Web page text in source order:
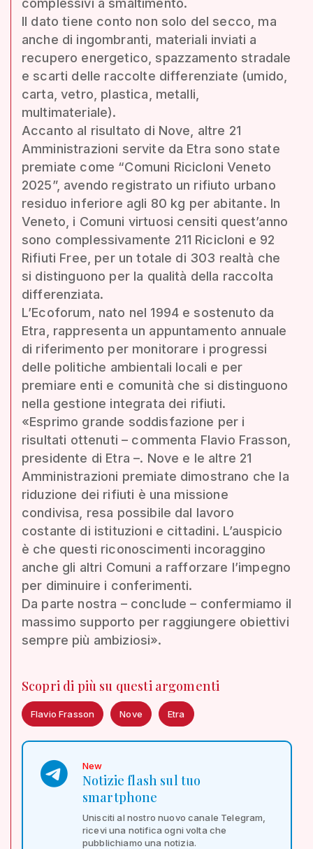
complessivi a smaltimento.
Il dato tiene conto non solo del secco, ma
anche di ingombranti, materiali inviati a
recupero energetico, spazzamento stradale
e scarti delle raccolte differenziate (umido,
carta, vetro, plastica, metalli,
multimateriale).
Accanto al risultato di Nove, altre 21
Amministrazioni servite da Etra sono state
premiate come “Comuni Ricicloni Veneto
2025”, avendo registrato un rifiuto urbano
residuo inferiore agli 80 kg per abitante. In
Veneto, i Comuni virtuosi censiti quest’anno
sono complessivamente 211 Ricicloni e 92
Rifiuti Free, per un totale di 303 realtà che
si distinguono per la qualità della raccolta
differenziata.
L’Ecoforum, nato nel 1994 e sostenuto da
Etra, rappresenta un appuntamento annuale
di riferimento per monitorare i progressi
delle politiche ambientali locali e per
premiare enti e comunità che si distinguono
nella gestione integrata dei rifiuti.
«Esprimo grande soddisfazione per i
risultati ottenuti – commenta Flavio Frasson,
presidente di Etra –. Nove e le altre 21
Amministrazioni premiate dimostrano che la
riduzione dei rifiuti è una missione
condivisa, resa possibile dal lavoro
costante di istituzioni e cittadini. L’auspicio
è che questi riconoscimenti incoraggino
anche gli altri Comuni a rafforzare l’impegno
per diminuire i conferimenti.
Da parte nostra – conclude – confermiamo il
massimo supporto per raggiungere obiettivi
sempre più ambiziosi».
Scopri di più su questi argomenti
Flavio Frasson Nove Etra
New
Notizie flash sul tuo
smartphone
Unisciti al nostro nuovo canale Telegram,
ricevi una notifica ogni volta che
pubblichiamo una notizia.